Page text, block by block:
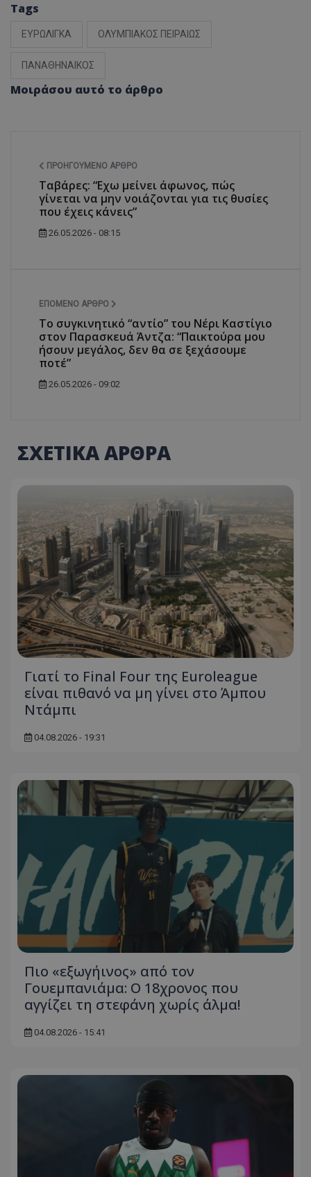
Tags
ΕΥΡΩΛΙΓΚΑ ΟΛΥΜΠΙΑΚΟΣ ΠΕΙΡΑΙΩΣ
ΠΑΝΑΘΗΝΑΙΚΟΣ
Μοιράσου αυτό το άρθρο
ΠΡΟΗΓΟΎΜΕΝΟ ΆΡΘΡΟ
Ταβάρες: “Εχω μείνει άφωνος, πώς
γίνεται να μην νοιάζονται για τις θυσίες
που έχεις κάνεις”
26.05.2026 - 08:15
ΕΠΌΜΕΝΟ ΆΡΘΡΟ
Το συγκινητικό “αντίο” του Νέρι Καστίγιο
στον Παρασκευά Άντζα: “Παικτούρα μου
ήσουν μεγάλος, δεν θα σε ξεχάσουμε
ποτέ”
26.05.2026 - 09:02
ΣΧΕΤΙΚΑ ΑΡΘΡΑ
Γιατί το Final Four της Euroleague
είναι πιθανό να μη γίνει στο Άμπου
Ντάμπι
04.08.2026 - 19:31
Πιο «εξωγήινος» από τον
Γουεμπανιάμα: Ο 18χρονος που
αγγίζει τη στεφάνη χωρίς άλμα!
04.08.2026 - 15:41